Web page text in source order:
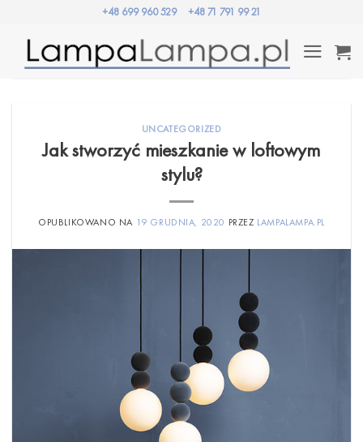
zawartości
+48 699 960 529 +48 71 791 99 21
UNCATEGORIZED
Jak stworzyć mieszkanie w loftowym
stylu?
OPUBLIKOWANO NA 19 GRUDNIA, 2020 PRZEZ LAMPALAMPA.PL